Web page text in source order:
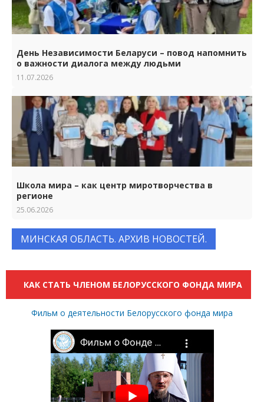
День Независимости Беларуси – повод напомнить
о важности диалога между людьми
11.07.2026
Школа мира – как центр миротворчества в
регионе
25.06.2026
МИНСКАЯ ОБЛАСТЬ. АРХИВ НОВОСТЕЙ.
КАК СТАТЬ ЧЛЕНОМ БЕЛОРУССКОГО ФОНДА МИРА
Фильм о деятельности Белорусского фонда мира